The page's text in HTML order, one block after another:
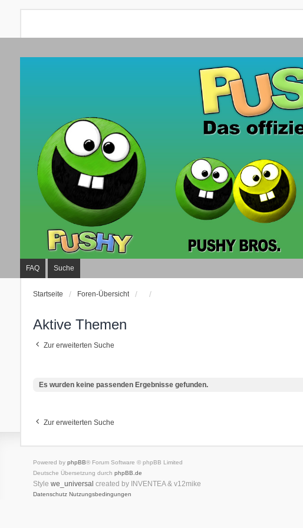
FAQ Suche
Startseite Foren-Übersicht
Aktive Themen
Zur erweiterten Suche
Es wurden keine passenden Ergebnisse gefunden.
Zur erweiterten Suche
Powered by phpBB® Forum Software © phpBB Limited
Deutsche Übersetzung durch phpBB.de
Style we_universal created by INVENTEA & v12mike
Datenschutz Nutzungsbedingungen